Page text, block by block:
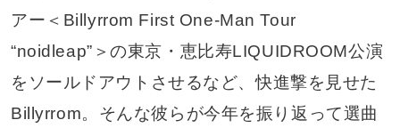
アー＜Billyrrom First One-Man Tour
“noidleap”＞の東京・恵比寿LIQUIDROOM公演
をソールドアウトさせるなど、快進撃を見せた
Billyrrom。そんな彼らが今年を振り返って選曲